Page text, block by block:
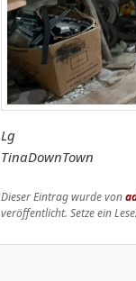
Lg
TinaDownTown
Dieser Eintrag wurde von
veröffentlicht. Setze ein